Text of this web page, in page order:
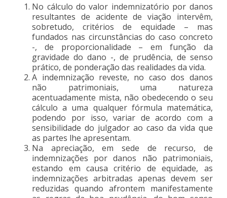
No cálculo do valor indemnizatório por danos
resultantes de acidente de viação intervêm,
sobretudo, critérios de equidade – mas
fundados nas circunstâncias do caso concreto
-, de proporcionalidade – em função da
gravidade do dano -, de prudência, de senso
prático, de ponderação das realidades da vida.
A indemnização reveste, no caso dos danos
não patrimoniais, uma natureza
acentuadamente mista, não obedecendo o seu
cálculo a uma qualquer fórmula matemática,
podendo por isso, variar de acordo com a
sensibilidade do julgador ao caso da vida que
as partes lhe apresentam.
Na apreciação, em sede de recurso, de
indemnizações por danos não patrimoniais,
estando em causa critério de equidade, as
indemnizações arbitradas apenas devem ser
reduzidas quando afrontem manifestamente